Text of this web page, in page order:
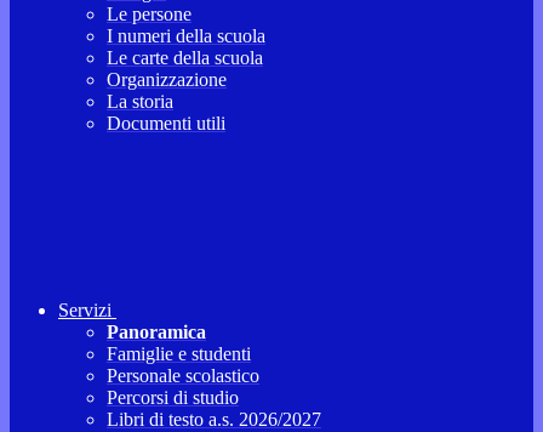
Le persone
I numeri della scuola
Le carte della scuola
Organizzazione
La storia
Documenti utili
Servizi
Panoramica
Famiglie e studenti
Personale scolastico
Percorsi di studio
Libri di testo a.s. 2026/2027